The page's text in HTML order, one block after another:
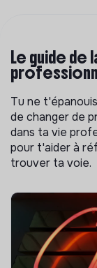
Le guide
Tu ne
de changer de
dans ta vie
pour t'aider à
trouver ta voie.